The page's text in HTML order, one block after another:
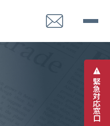
緊
急
対
応
窓
口